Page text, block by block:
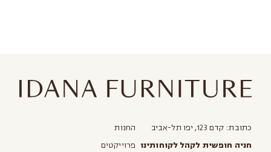
כתובת: קדם 123, יפו תל-אביב
חניה חופשית לקהל לקוחותינו
החנות
פרוייקטים